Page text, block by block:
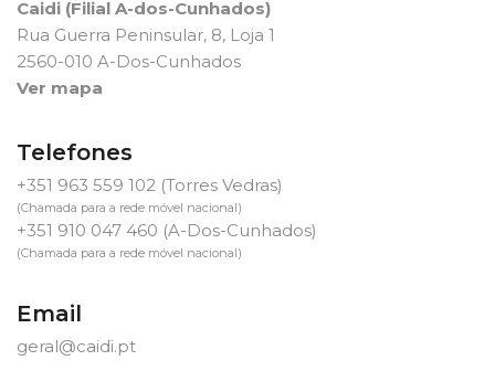
Caidi (Filial A-dos-Cunhados)
Rua Guerra Peninsular, 8, Loja 1
2560-010 A-Dos-Cunhados
Ver mapa
Telefones
+351 963 559 102 (Torres Vedras)
(Chamada para a rede móvel nacional)
+351 910 047 460 (A-Dos-Cunhados)
(Chamada para a rede móvel nacional)
Email
geral@caidi.pt